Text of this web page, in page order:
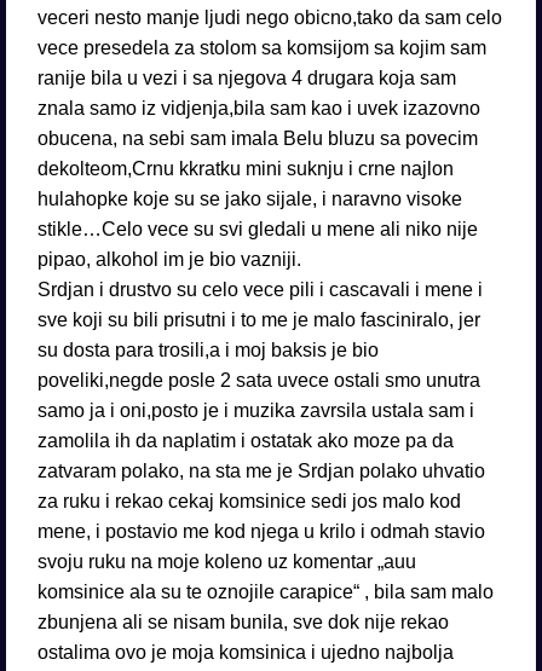
veceri nesto manje ljudi nego obicno,tako da sam celo
vece presedela za stolom sa komsijom sa kojim sam
ranije bila u vezi i sa njegova 4 drugara koja sam
znala samo iz vidjenja,bila sam kao i uvek izazovno
obucena, na sebi sam imala Belu bluzu sa povecim
dekolteom,Crnu kkratku mini suknju i crne najlon
hulahopke koje su se jako sijale, i naravno visoke
stikle…Celo vece su svi gledali u mene ali niko nije
pipao, alkohol im je bio vazniji.
Srdjan i drustvo su celo vece pili i cascavali i mene i
sve koji su bili prisutni i to me je malo fasciniralo, jer
su dosta para trosili,a i moj baksis je bio
poveliki,negde posle 2 sata uvece ostali smo unutra
samo ja i oni,posto je i muzika zavrsila ustala sam i
zamolila ih da naplatim i ostatak ako moze pa da
zatvaram polako, na sta me je Srdjan polako uhvatio
za ruku i rekao cekaj komsinice sedi jos malo kod
mene, i postavio me kod njega u krilo i odmah stavio
svoju ruku na moje koleno uz komentar „auu
komsinice ala su te oznojile carapice“ , bila sam malo
zbunjena ali se nisam bunila, sve dok nije rekao
ostalima ovo je moja komsinica i ujedno najbolja